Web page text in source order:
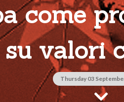
come
su valori
Thursday 03